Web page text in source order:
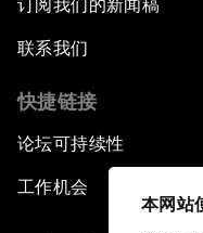
本网站
订阅我们的新闻稿
联系我们
快捷链接
论坛可持续性
工作机会